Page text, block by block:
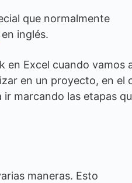
que normalmente
en inglés.
en Excel cuando vamos
en un proyecto, en el
marcando las etapas
maneras. Esto